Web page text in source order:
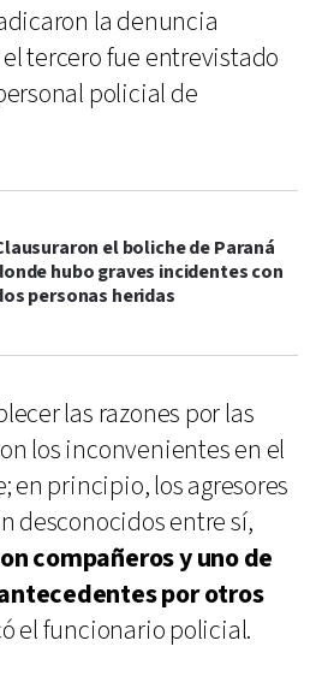
la denuncia
tercero fue entrevistado
policial de
el boliche de Paraná
hubo graves incidentes con
personas heridas
las razones por las
los inconvenientes en el
en principio, los agresores
desconocidos entre sí,
compañeros y uno de
por otros
el funcionario policial.